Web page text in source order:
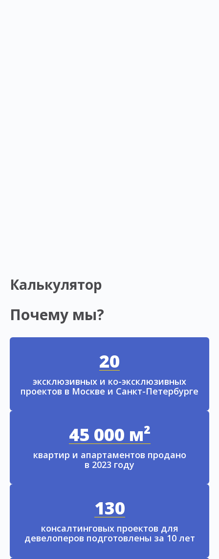
Калькулятор
Почему мы?
20
эксклюзивных и ко-эксклюзивных
проектов в Москве и Санкт-Петербурге
45 000 м²
квартир и апартаментов продано
в 2023 году
130
консалтинговых проектов для
девелоперов подготовлены за 10 лет